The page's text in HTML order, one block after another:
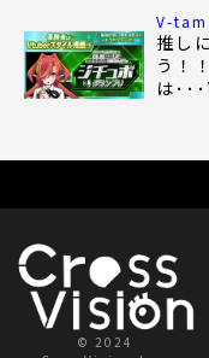
V-
推し
う！
は･･
© 2024